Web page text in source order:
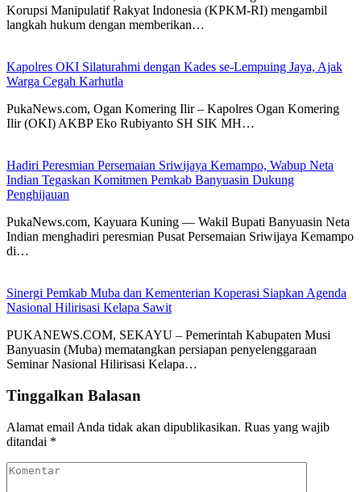
Korupsi Manipulatif Rakyat Indonesia (KPKM-RI) mengambil
langkah hukum dengan memberikan…
Kapolres OKI Silaturahmi dengan Kades se-Lempuing Jaya, Ajak
Warga Cegah Karhutla
PukaNews.com, Ogan Komering Ilir – Kapolres Ogan Komering
Ilir (OKI) AKBP Eko Rubiyanto SH SIK MH…
Hadiri Peresmian Persemaian Sriwijaya Kemampo, Wabup Neta
Indian Tegaskan Komitmen Pemkab Banyuasin Dukung
Penghijauan
PukaNews.com, Kayuara Kuning — Wakil Bupati Banyuasin Neta
Indian menghadiri peresmian Pusat Persemaian Sriwijaya Kemampo
di…
Sinergi Pemkab Muba dan Kementerian Koperasi Siapkan Agenda
Nasional Hilirisasi Kelapa Sawit
PUKANEWS.COM, SEKAYU – Pemerintah Kabupaten Musi
Banyuasin (Muba) mematangkan persiapan penyelenggaraan
Seminar Nasional Hilirisasi Kelapa…
Tinggalkan Balasan
Alamat email Anda tidak akan dipublikasikan. Ruas yang wajib
ditandai *